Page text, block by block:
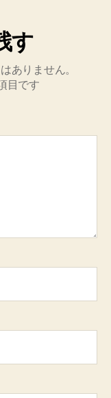
す
ありません。
目です